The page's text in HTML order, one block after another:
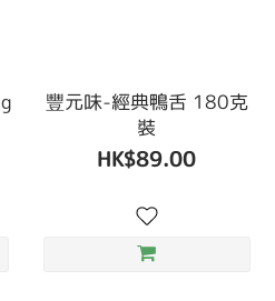
豐元味-經典鴨舌 180克
裝
HK$89.00